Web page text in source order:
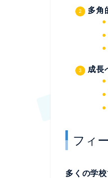
多角
成長
フィ
多くの学